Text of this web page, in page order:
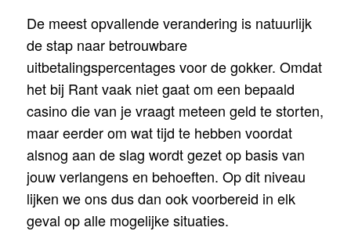
De meest opvallende verandering is natuurlijk
de stap naar betrouwbare
uitbetalingspercentages voor de gokker. Omdat
het bij Rant vaak niet gaat om een bepaald
casino die van je vraagt meteen geld te storten,
maar eerder om wat tijd te hebben voordat
alsnog aan de slag wordt gezet op basis van
jouw verlangens en behoeften. Op dit niveau
lijken we ons dus dan ook voorbereid in elk
geval op alle mogelijke situaties.